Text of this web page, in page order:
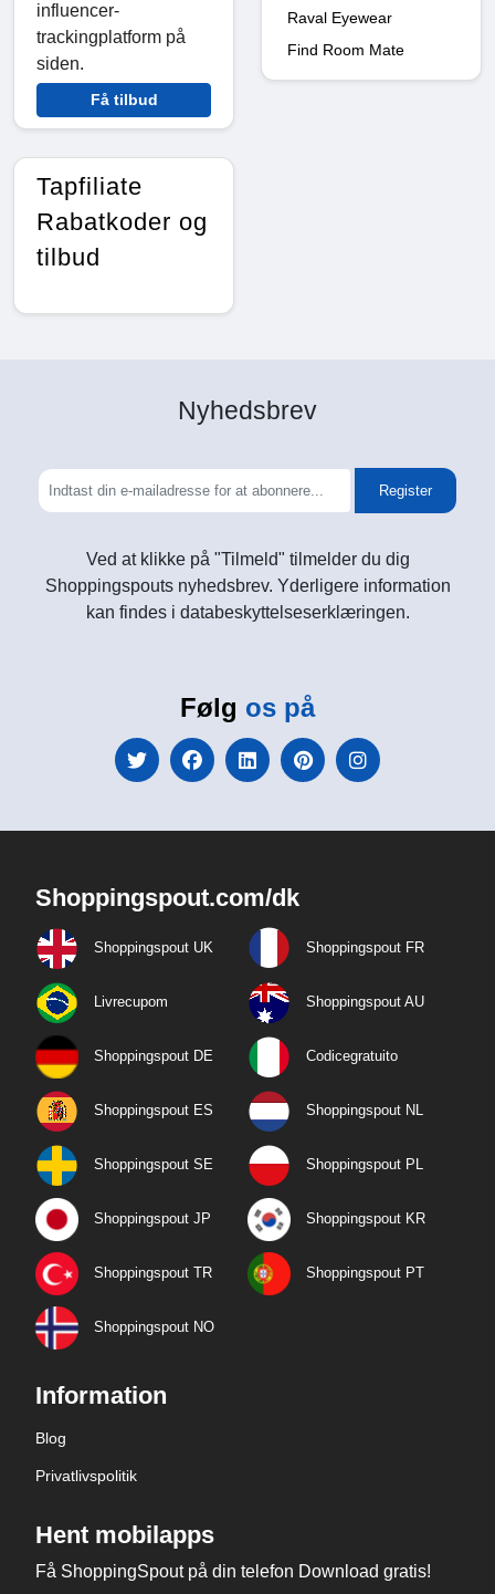
influencer-
trackingplatform på
siden.
Få tilbud
Tapfiliate
Rabatkoder og
tilbud
Raval Eyewear
Find Room Mate
Nyhedsbrev
Register
Ved at klikke på "Tilmeld" tilmelder du dig
Shoppingspouts nyhedsbrev. Yderligere information
kan findes i databeskyttelseserklæringen.
Følg os på
Shoppingspout.com/dk
Shoppingspout UK Shoppingspout FR
Livrecupom Shoppingspout AU
Shoppingspout DE Codicegratuito
Shoppingspout ES Shoppingspout NL
Shoppingspout SE Shoppingspout PL
Shoppingspout JP Shoppingspout KR
Shoppingspout TR Shoppingspout PT
Shoppingspout NO
Information
Blog
Privatlivspolitik
Hent mobilapps
Få ShoppingSpout på din telefon Download gratis!